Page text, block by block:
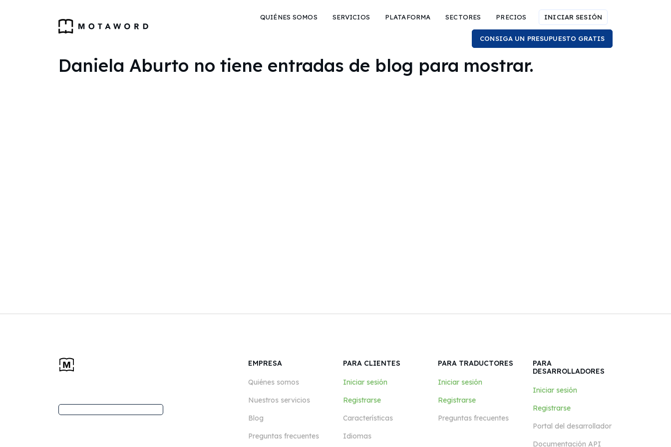
QUIÉNES SOMOS SERVICIOS PLATAFORMA SECTORES PRECIOS INICIAR SESIÓN
CONSIGA UN PRESUPUESTO GRATIS
Daniela Aburto no tiene entradas de blog para mostrar.
EMPRESA
Quiénes somos
Nuestros servicios
Blog
Preguntas frecuentes
PARA CLIENTES
Iniciar sesión
Registrarse
Características
Idiomas
PARA TRADUCTORES
Iniciar sesión
Registrarse
Preguntas frecuentes
PARA
DESARROLLADORES
Iniciar sesión
Registrarse
Portal del desarrollador
Documentación API